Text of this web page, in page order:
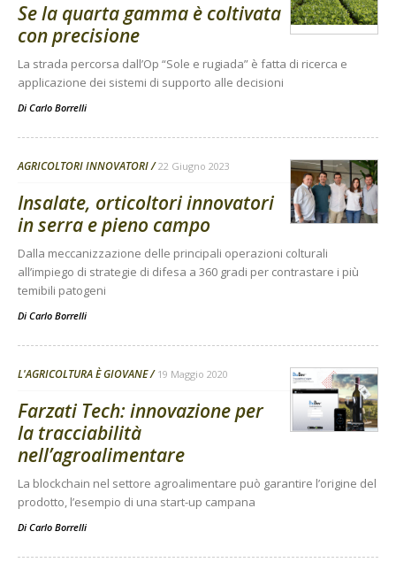
Se la quarta gamma è coltivata
con precisione
La strada percorsa dall’Op “Sole e rugiada” è fatta di ricerca e
applicazione dei sistemi di supporto alle decisioni
Di Carlo Borrelli
AGRICOLTORI INNOVATORI 22 Giugno 2023
Insalate, orticoltori innovatori
in serra e pieno campo
Dalla meccanizzazione delle principali operazioni colturali
all’impiego di strategie di difesa a 360 gradi per contrastare i più
temibili patogeni
Di Carlo Borrelli
L'AGRICOLTURA È GIOVANE 19 Maggio 2020
Farzati Tech: innovazione per
la tracciabilità
nell’agroalimentare
La blockchain nel settore agroalimentare può garantire l’origine del
prodotto, l’esempio di una start-up campana
Di Carlo Borrelli